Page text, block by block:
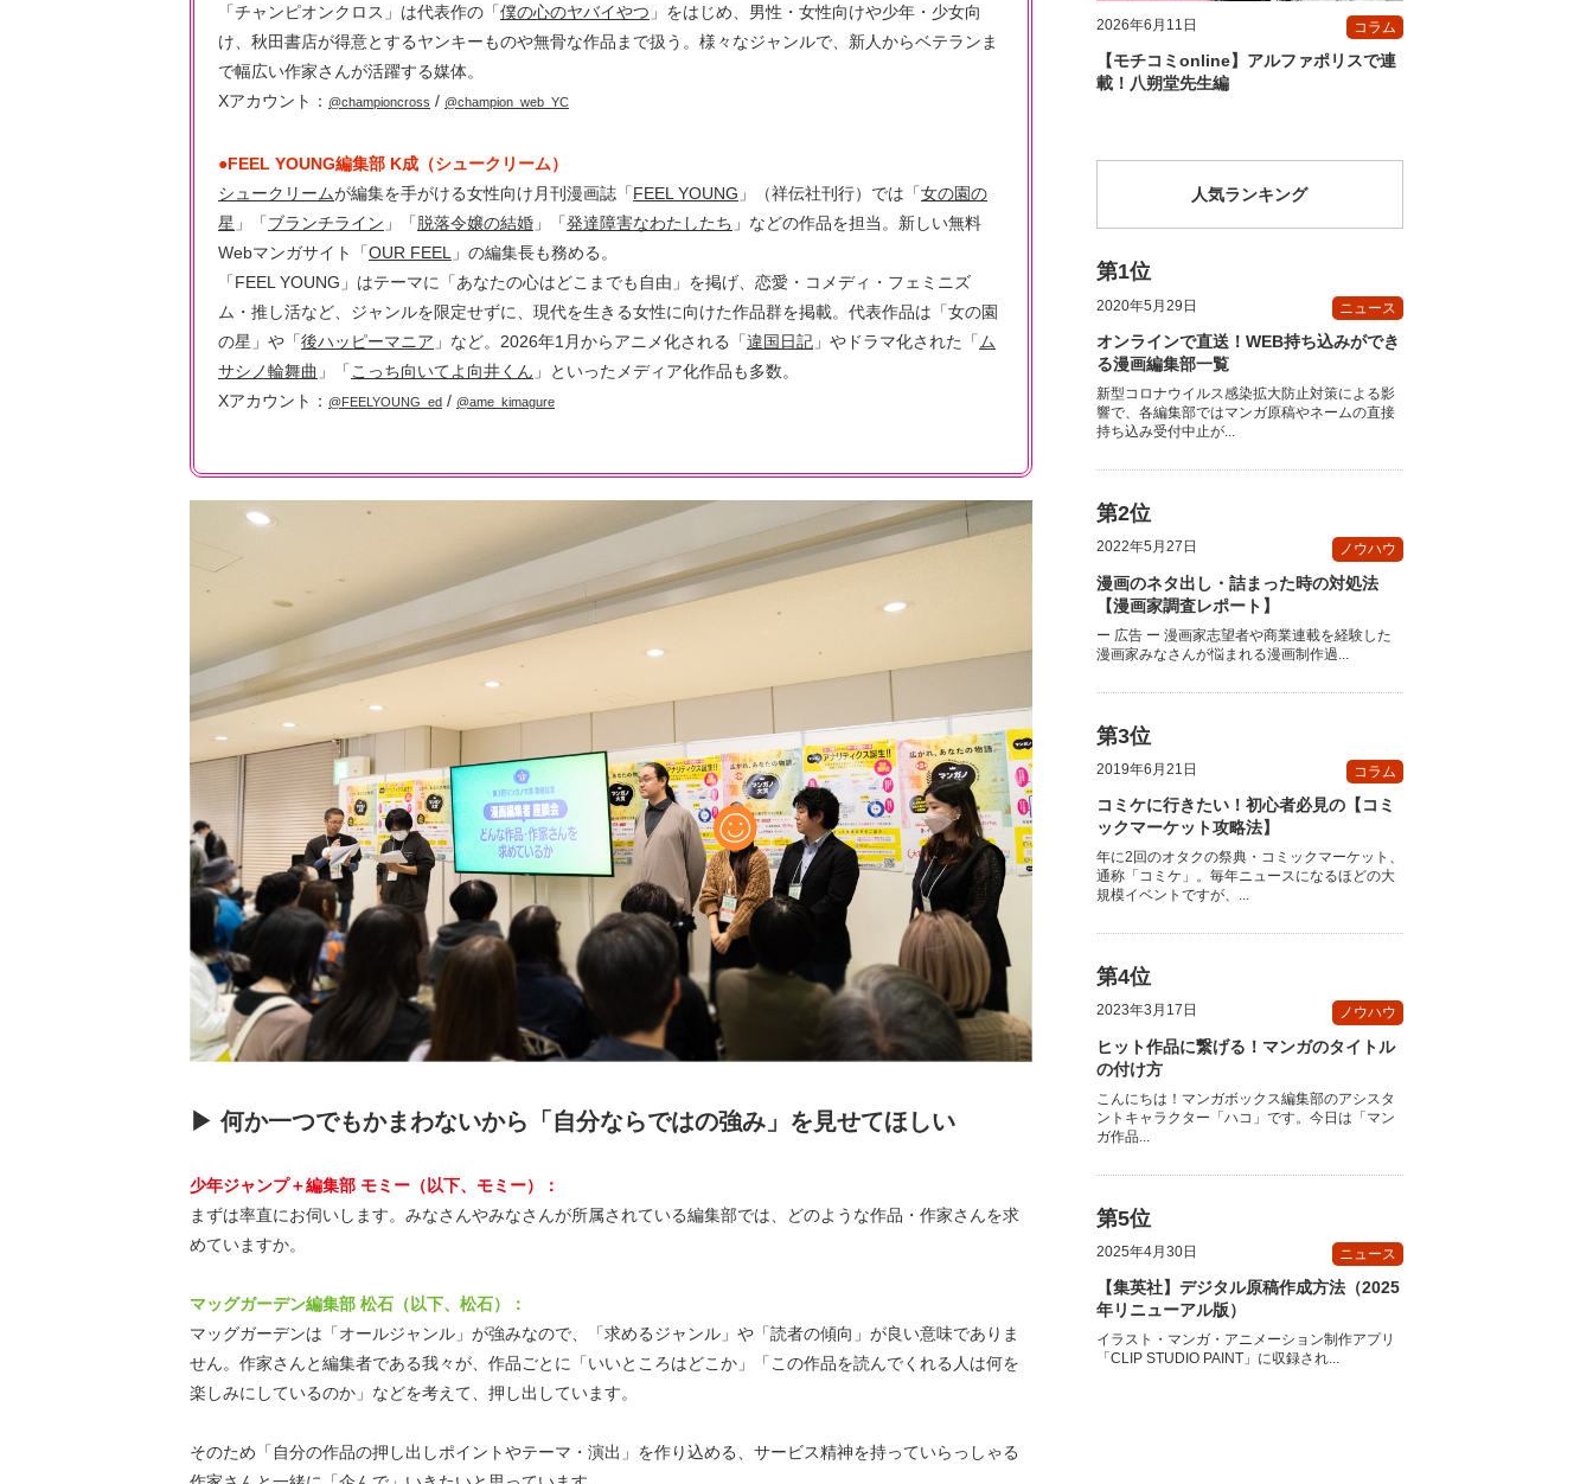
「チャンピオンクロス」は代表作の「僕の心のヤバイやつ 」をはじめ、男性・女性向けや少年・少女向
け、秋田書店が得意とするヤンキーものや無骨な作品まで扱う。様々なジャンルで、新人からベテランま
で幅広い作家さんが活躍する媒体。
Xアカウント： @championcross / @champion_web_YC
●FEEL YOUNG編集部 K成（シュークリーム）
シュークリームが編集を手がける女性向け月刊漫画誌「FEEL YOUNG 」（祥伝社刊行）では「女の園の
星 」「ブランチライン 」「脱落令嬢の結婚 」「発達障害なわたしたち 」などの作品を担当。新しい無料
Webマンガサイト「OUR FEEL
」の編集長も務める。
「FEEL YOUNG」はテーマに「あなたの心はどこまでも自由」を掲げ、恋愛・コメディ・フェミニズ
ム・推し活など、ジャンルを限定せずに、現代を生きる女性に向けた作品群を掲載。代表作品は「女の園
の星」や「後ハッピーマニア 」など。2026年1月からアニメ化される「違国日記 」やドラマ化された「 ム
サシノ輪舞曲 」「 こっち向いてよ向井くん 」といったメディア化作品も多数。
Xアカウント： @FEELYOUNG_ed / @ame_kimagure
▶ 何か一つでもかまわないから「自分ならではの強み」を見せてほしい
少年ジャンプ＋編集部 モミー（以下、モミー）：
まずは率直にお伺いします。みなさんやみなさんが所属されている編集部では、どのような作品・作家さんを求
めていますか。
マッグガーデン編集部 松石（以下、松石）：
マッグガーデンは「オールジャンル」が強みなので、「求めるジャンル」や「読者の傾向」が良い意味でありま
せん。作家さんと編集者である我々が、作品ごとに「いいところはどこか」「この作品を読んでくれる人は何を
楽しみにしているのか」などを考えて、押し出しています。
そのため「自分の作品の押し出しポイントやテーマ・演出」を作り込める、サービス精神を持っていらっしゃる
2026年6月11日 コラム
【モチコミonline】アルファポリスで連
載！八朔堂先生編
人気ランキング
2020年5月29日 ニュース
オンラインで直送！WEB持ち込みができ
る漫画編集部一覧
新型コロナウイルス感染拡大防止対策による影
響で、各編集部ではマンガ原稿やネームの直接
持ち込み受付中止が...
2022年5月27日 ノウハウ
漫画のネタ出し・詰まった時の対処法
【漫画家調査レポート】
ー 広告 ー 漫画家志望者や商業連載を経験した
漫画家みなさんが悩まれる漫画制作過...
2019年6月21日 コラム
コミケに行きたい！初心者必見の【コミ
ックマーケット攻略法】
年に2回のオタクの祭典・コミックマーケット、
通称「コミケ」。毎年ニュースになるほどの大
規模イベントですが、...
2023年3月17日 ノウハウ
ヒット作品に繋げる！マンガのタイトル
の付け方
こんにちは！マンガボックス編集部のアシスタ
ントキャラクター「ハコ」です。今日は「マン
ガ作品...
2025年4月30日 ニュース
【集英社】デジタル原稿作成方法（2025
年リニューアル版）
イラスト・マンガ・アニメーション制作アプリ
「CLIP STUDIO PAINT」に収録され...